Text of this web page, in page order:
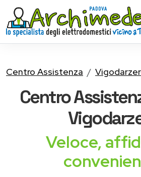
Centro Assistenza
Centro
Veloce,